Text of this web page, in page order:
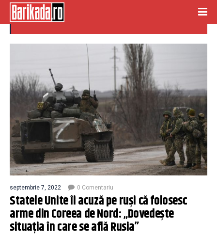
coreea de nord
septembrie 7, 2022 0 Comentariu
Statele Unite îi acuză pe ruși că folosesc
arme din Coreea de Nord: „Dovedește
situația în care se află Rusia”